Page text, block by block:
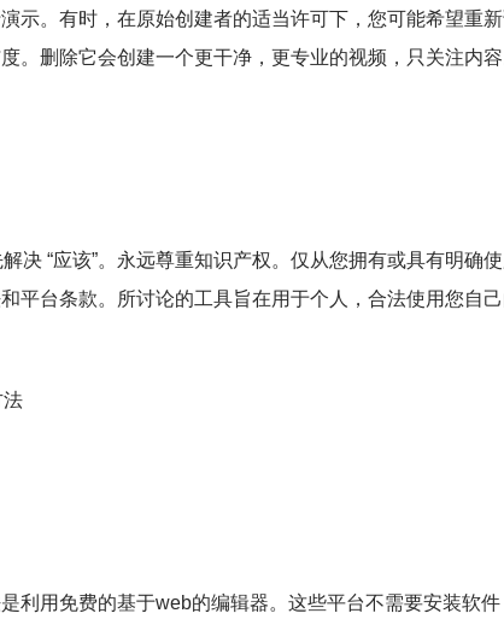
示。有时，在原始创建者的适当许可下，您可能希望重
。删除它会创建一个更干净，更专业的视频，只关注内容
决 “应该”。永远尊重知识产权。仅从您拥有或具有明
平台条款。所讨论的工具旨在用于个人，合法使用您自己
法
利用免费的基于web的编辑器。这些平台不需要安装软件